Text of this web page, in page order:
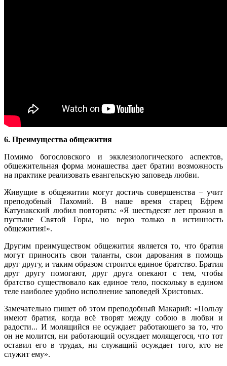
6. Преимущества общежития
Помимо богословского и экклезиологического аспектов,
общежительная форма монашества дает братии возможность
на практике реализовать евангельскую заповедь любви.
Живущие в общежитии могут достичь совершенства − учит
преподобный Пахомий. В наше время старец Ефрем
Катунакский любил повторять: «Я шестьдесят лет прожил в
пустыне Святой Горы, но верю только в истинность
общежития!».
Другим преимуществом общежития является то, что братия
могут приносить свои таланты, свои дарования в помощь
друг другу, и таким образом строится единое братство. Братия
друг другу помогают, друг друга опекают с тем, чтобы
братство существовало как единое тело, поскольку в едином
теле наиболее удобно исполнение заповедей Христовых.
Замечательно пишет об этом преподобный Макарий: «Пользу
имеют братия, когда всё творят между собою в любви и
радости... И молящийся не осуждает работающего за то, что
он не молится, ни работающий осуждает молящегося, что тот
оставил его в трудах, ни служащий осуждает того, кто не
служит ему».